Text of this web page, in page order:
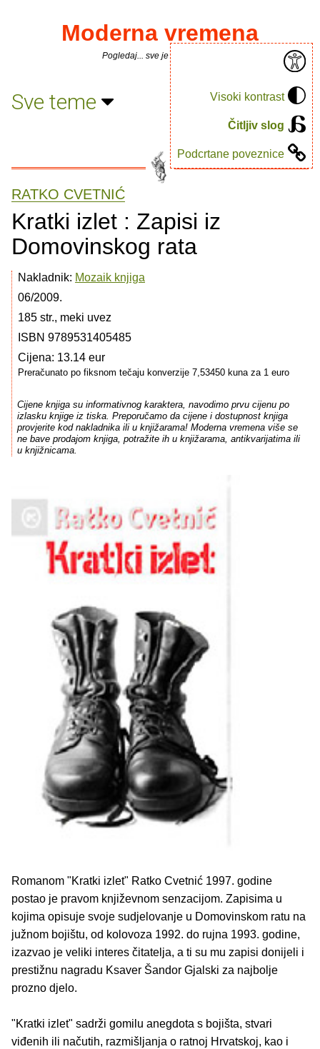
Visoki kontrast
Čitljiv slog
Podcrtane poveznice
Moderna vremena
Pogledaj... sve je puno knjiga.
Sve teme
RATKO CVETNIĆ
Kratki izlet : Zapisi iz
Domovinskog rata
Nakladnik: Mozaik knjiga
06/2009.
185 str., meki uvez
ISBN 9789531405485
Cijena: 13.14 eur
Preračunato po fiksnom tečaju konverzije 7,53450 kuna za 1 euro
Cijene knjiga su informativnog karaktera, navodimo prvu cijenu po
izlasku knjige iz tiska. Preporučamo da cijene i dostupnost knjiga
provjerite kod nakladnika ili u knjižarama! Moderna vremena više se
ne bave prodajom knjiga, potražite ih u knjižarama, antikvarijatima ili
u knjižnicama.
Romanom "Kratki izlet" Ratko Cvetnić 1997. godine
postao je pravom književnom senzacijom. Zapisima u
kojima opisuje svoje sudjelovanje u Domovinskom ratu na
južnom bojištu, od kolovoza 1992. do rujna 1993. godine,
izazvao je veliki interes čitatelja, a ti su mu zapisi donijeli i
prestižnu nagradu Ksaver Šandor Gjalski za najbolje
prozno djelo.
"Kratki izlet" sadrži gomilu anegdota s bojišta, stvari
viđenih ili načutih, razmišljanja o ratnoj Hrvatskoj, kao i